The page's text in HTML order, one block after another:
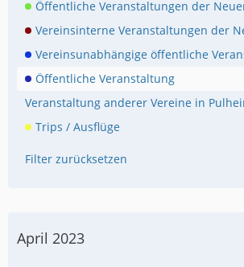
Öffentliche Veranstaltungen der
Vereinsinterne Veranstaltungen der
Vereinsunabhängige öffentliche
Öffentliche Veranstaltung
Veranstaltung anderer Vereine in
Trips / Ausflüge
Filter zurücksetzen
April 2023